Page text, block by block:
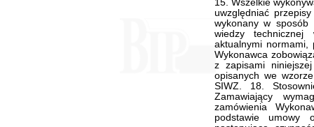
15. Wszelkie
uwzględniać
wykonany w
wiedzy
aktualnymi normami,
Wykonawca
z zapisami
opisanych we
SIWZ. 18.
Zamawiający
zamówienia
podstawie umowy